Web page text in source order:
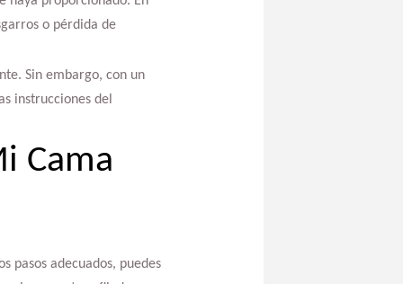
o pérdida de
Sin embargo, con un
instrucciones del
Cama
pasos adecuados, puedes